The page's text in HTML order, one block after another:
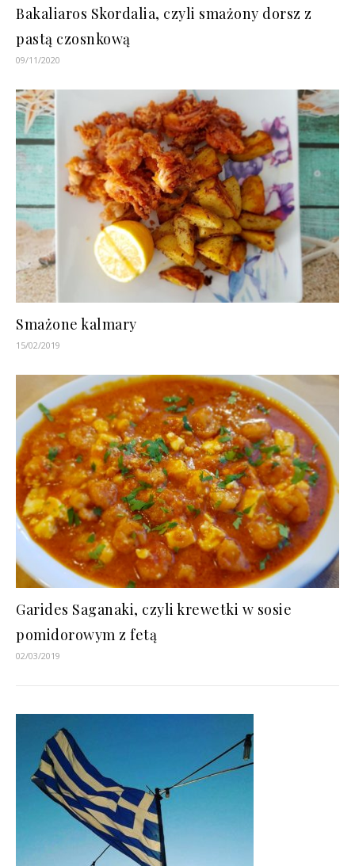
Bakaliaros Skordalia, czyli smażony dorsz z
pastą czosnkową
09/11/2020
Smażone kalmary
15/02/2019
Garides Saganaki, czyli krewetki w sosie
pomidorowym z fetą
02/03/2019